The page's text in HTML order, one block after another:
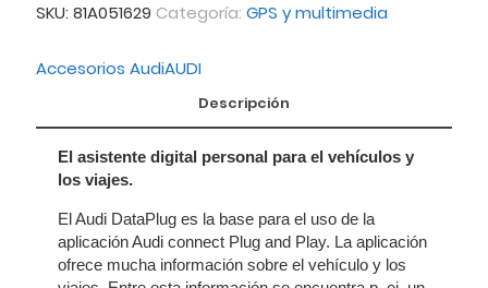
SKU: 81A051629 Categoría: GPS y multimedia
Accesorios AudiAUDI
Descripción
El asistente digital personal para el vehículos y
los viajes.
El Audi DataPlug es la base para el uso de la
aplicación Audi connect Plug and Play. La aplicación
ofrece mucha información sobre el vehículo y los